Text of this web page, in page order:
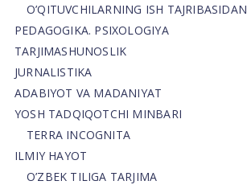
O’QITUVCHILARNING ISH TAJRIBASIDAN
PEDAGOGIKA. PSIXOLOGIYA
TARJIMASHUNOSLIK
JURNALISTIKA
ADABIYOT VA MADANIYAT
YOSH TADQIQOTCHI MINBARI
TERRA INCOGNITA
ILMIY HAYOT
O’ZBEK TILIGA TARJIMA